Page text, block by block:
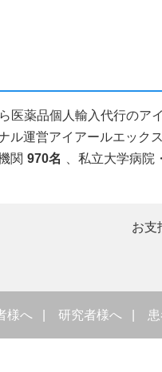
医薬品個人輸入代行のア
ル運営アイアールエッ
関 970名 、私立大学病
お支
様へ 研究者様へ